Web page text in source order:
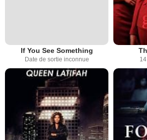
If You See Something
Date de sortie inconnue